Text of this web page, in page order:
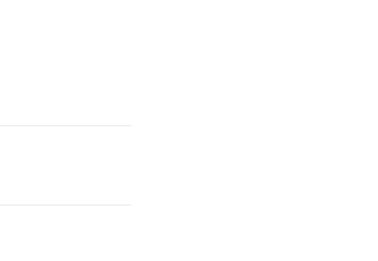
einem neuen Tab